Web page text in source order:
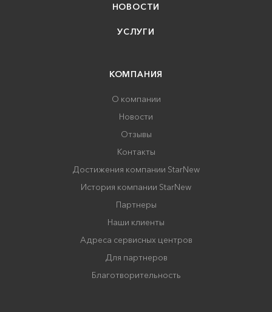
НОВОСТИ
УСЛУГИ
КОМПАНИЯ
О компании
Новости
Отзывы
Контакты
Достижения компании StarNew
История компании StarNew
Партнеры
Наши клиенты
Адреса сервисных центров
Для партнеров
Благотворительность